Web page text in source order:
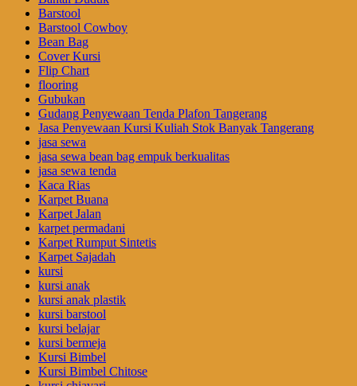
Barstool
Barstool Cowboy
Bean Bag
Cover Kursi
Flip Chart
flooring
Gubukan
Gudang Penyewaan Tenda Plafon Tangerang
Jasa Penyewaan Kursi Kuliah Stok Banyak Tangerang
jasa sewa
jasa sewa bean bag empuk berkualitas
jasa sewa tenda
Kaca Rias
Karpet Buana
Karpet Jalan
karpet permadani
Karpet Rumput Sintetis
Karpet Sajadah
kursi
kursi anak
kursi anak plastik
kursi barstool
kursi belajar
kursi bermeja
Kursi Bimbel
Kursi Bimbel Chitose